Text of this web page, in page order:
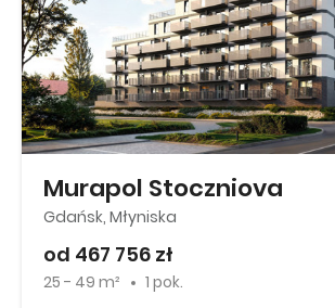
Murapol Stoczniova
Gdańsk, Młyniska
od 467 756 zł
25 - 49 m² 1 pok.